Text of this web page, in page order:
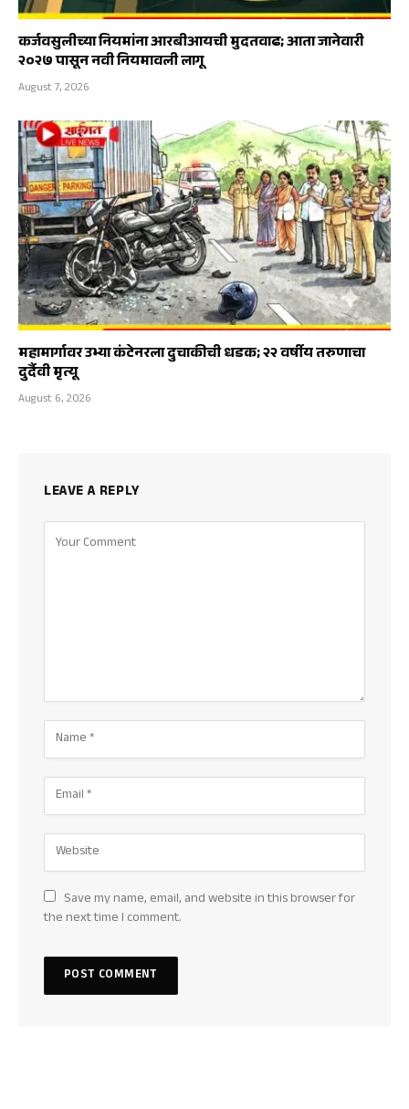
कर्जवसुलीच्या नियमांना आरबीआयची मुदतवाढ; आता जानेवारी
२०२७ पासून नवी नियमावली लागू
August 7, 2026
महामार्गावर उभ्या कंटेनरला दुचाकीची धडक; २२ वर्षीय तरुणाचा
दुर्दैवी मृत्यू
August 6, 2026
LEAVE A REPLY
Save my name, email, and website in this browser for
the next time I comment.